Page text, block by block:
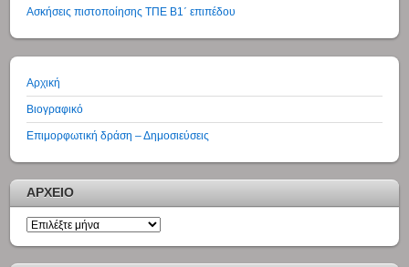
Ασκήσεις πιστοποίησης ΤΠΕ Β1΄ επιπέδου
Αρχική
Βιογραφικό
Επιμορφωτική δράση – Δημοσιεύσεις
ΑΡΧΕΙΟ
ΑΡΧΕΙΟ